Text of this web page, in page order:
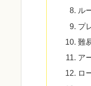
ル
プ
難
ア
ロ